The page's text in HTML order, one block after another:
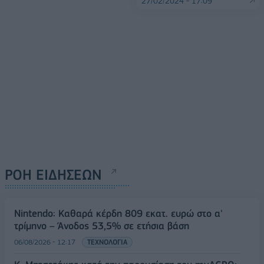
ΡΟΗ ΕΙΔΗΣΕΩΝ
Nintendo: Καθαρά κέρδη 809 εκατ. ευρώ στο α'
τρίμηνο – Άνοδος 53,5% σε ετήσια βάση
06/08/2026 - 12:17 ΤΕΧΝΟΛΟΓΙΑ